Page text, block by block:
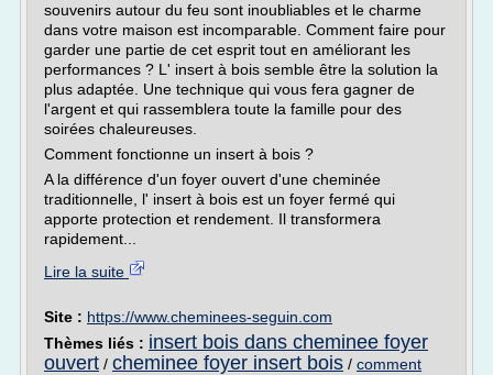
souvenirs autour du feu sont inoubliables et le charme
dans votre maison est incomparable. Comment faire pour
garder une partie de cet esprit tout en améliorant les
performances ? L' insert à bois semble être la solution la
plus adaptée. Une technique qui vous fera gagner de
l'argent et qui rassemblera toute la famille pour des
soirées chaleureuses.
Comment fonctionne un insert à bois ?
A la différence d'un foyer ouvert d'une cheminée
traditionnelle, l' insert à bois est un foyer fermé qui
apporte protection et rendement. Il transformera
rapidement...
Lire la suite
Site : https://www.cheminees-seguin.com
Thèmes liés : insert bois dans cheminee foyer
ouvert / cheminee foyer insert bois / comment